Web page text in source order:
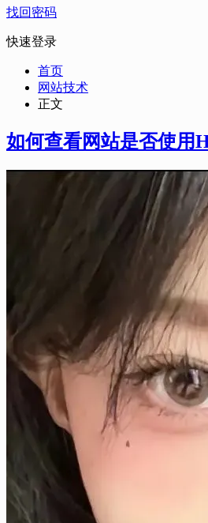
找回密码
快速登录
首页
网站技术
正文
如何查看网站是否使用